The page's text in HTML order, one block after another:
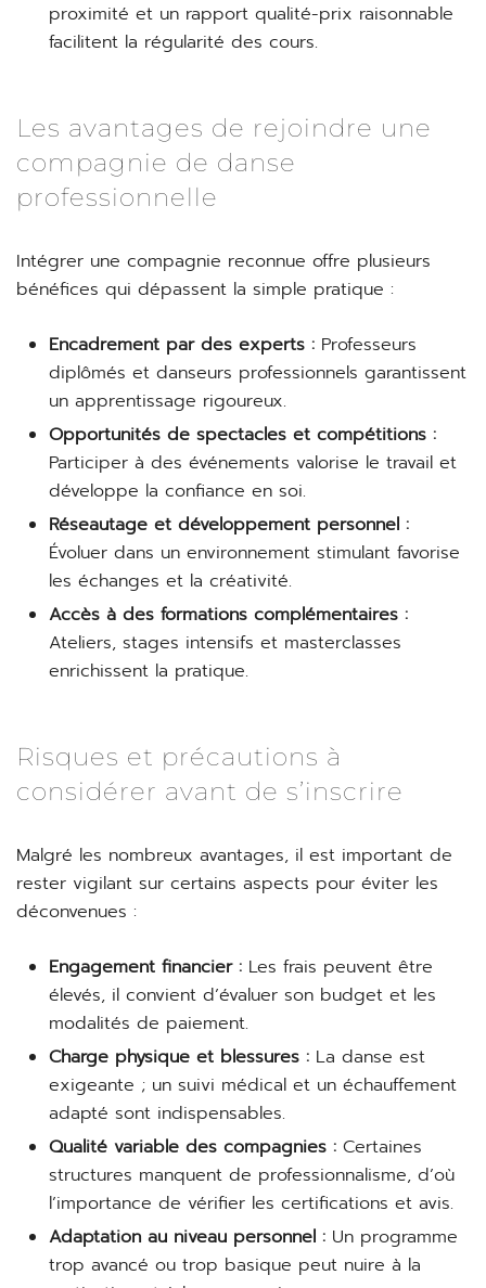
proximité et un rapport qualité-prix raisonnable
facilitent la régularité des cours.
Les avantages de rejoindre une
compagnie de danse
professionnelle
Intégrer une compagnie reconnue offre plusieurs
bénéfices qui dépassent la simple pratique :
Encadrement par des experts : Professeurs
diplômés et danseurs professionnels garantissent
un apprentissage rigoureux.
Opportunités de spectacles et compétitions :
Participer à des événements valorise le travail et
développe la confiance en soi.
Réseautage et développement personnel :
Évoluer dans un environnement stimulant favorise
les échanges et la créativité.
Accès à des formations complémentaires :
Ateliers, stages intensifs et masterclasses
enrichissent la pratique.
Risques et précautions à
considérer avant de s’inscrire
Malgré les nombreux avantages, il est important de
rester vigilant sur certains aspects pour éviter les
déconvenues :
Engagement financier : Les frais peuvent être
élevés, il convient d’évaluer son budget et les
modalités de paiement.
Charge physique et blessures : La danse est
exigeante ; un suivi médical et un échauffement
adapté sont indispensables.
Qualité variable des compagnies : Certaines
structures manquent de professionnalisme, d’où
l’importance de vérifier les certifications et avis.
Adaptation au niveau personnel : Un programme
trop avancé ou trop basique peut nuire à la